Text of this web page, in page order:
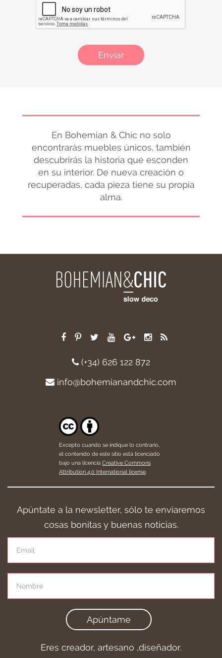
Enviar
En Bohemian & Chic no solo
encontrarás muebles únicos, también
descubrirás la historia que esconden
en su interior. De nueva creación o
recuperadas, cada pieza tiene su propia
alma.
(+34) 626 122 872
info@bohemianandchic.com
Excepto cuando se indique lo contrario,
el contenido de este sitio está licenciado
bajo una licencia Creative Commons
Attribution 4.0 International license.
Apúntate a la newsletter, sólo te enviaremos
cosas bonitas y buenas noticias.
Apúntame
Eres creador, artesano ,diseñador.